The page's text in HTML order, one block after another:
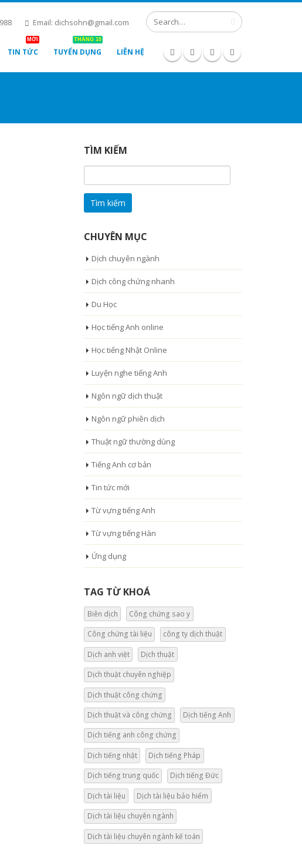
Email: dichsohn@gmail.com
TIN TỨC
MỚI
TUYỂN DỤNG
THÁNG 10
LIÊN HỆ
TÌM KIẾM
kiếm
cho:
CHUYÊN MỤC
Dịch chuyên ngành
Dịch công chứng nhanh
Du Học
Học tiếng Anh online
Học tiếng Nhật Online
Luyện nghe tiếng Anh
Ngôn ngữ dịch thuật
Ngôn ngữ phiên dịch
Thuật ngữ thường dùng
Tiếng Anh cơ bản
Tin tức mới
Từ vựng tiếng Anh
Từ vựng tiếng Hàn
Ứng dụng
TAG TỪ KHOÁ
Biên dịch Công chứng sao y
Công chứng tài liệu công ty dịch thuật
Dịch anh việt Dịch thuật
Dịch thuật chuyên nghiệp
Dịch thuật công chứng
Dịch thuật và công chứng Dịch tiếng Anh
Dịch tiếng anh công chứng
Dịch tiếng nhật Dịch tiếng Pháp
Dịch tiếng trung quốc Dịch tiếng Đức
Dịch tài liệu Dịch tài liệu bảo hiểm
Dịch tài liệu chuyên ngành
Dịch tài liệu chuyên ngành kế toán